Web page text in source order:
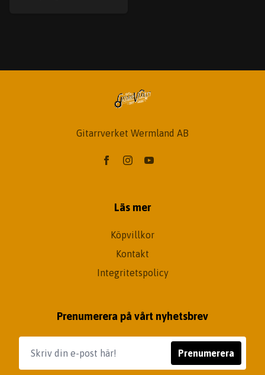
Gitarrverket Wermland AB
Läs mer
Köpvillkor
Kontakt
Integritetspolicy
Prenumerera på vårt nyhetsbrev
Prenumerera